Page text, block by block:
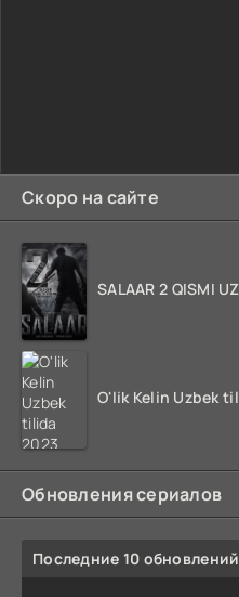
Скоро на сайте
Обновления сериалов
Последние 10 обновлений